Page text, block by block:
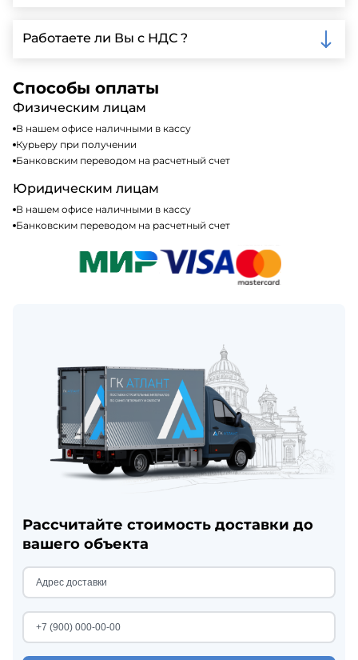
включая наличные, банковские переводы,
кредитные карты. Подробную информацию о
Работаете ли Вы с НДС ?
налогообложения, т.е с НДС 20%
Способы оплаты
Физическим лицам
В нашем офисе наличными в кассу
Курьеру при получении
Банковским переводом на расчетный счет
Юридическим лицам
В нашем офисе наличными в кассу
Банковским переводом на расчетный счет
Рассчитайте стоимость доставки до
вашего объекта